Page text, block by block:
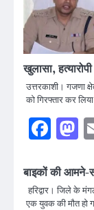
खुलासा,
उत्तरकाशी। गजणा
को गिरफ्तार कर
बाइकों की आमने-
हरिद्वार। जिले के
एक युवक की मौत हो